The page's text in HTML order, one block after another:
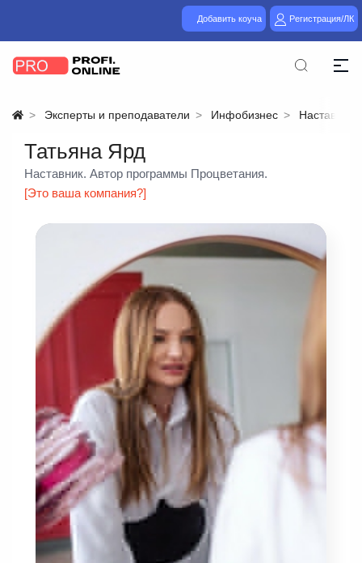
Добавить коуча Регистрация/ЛК
Эксперты и преподаватели Инфобизнес
Татьяна Ярд
Наставник. Автор программы Процветания.
[Это ваша компания?]